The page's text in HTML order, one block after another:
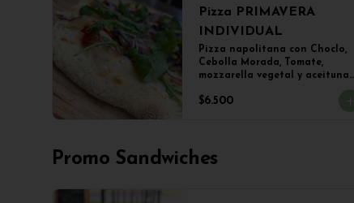
Pizza PRIMAVERA
INDIVIDUAL
Pizza napolitana con Choclo,
Cebolla Morada, Tomate,
mozzarella vegetal y aceitunas
$6.500
Promo Sandwiches